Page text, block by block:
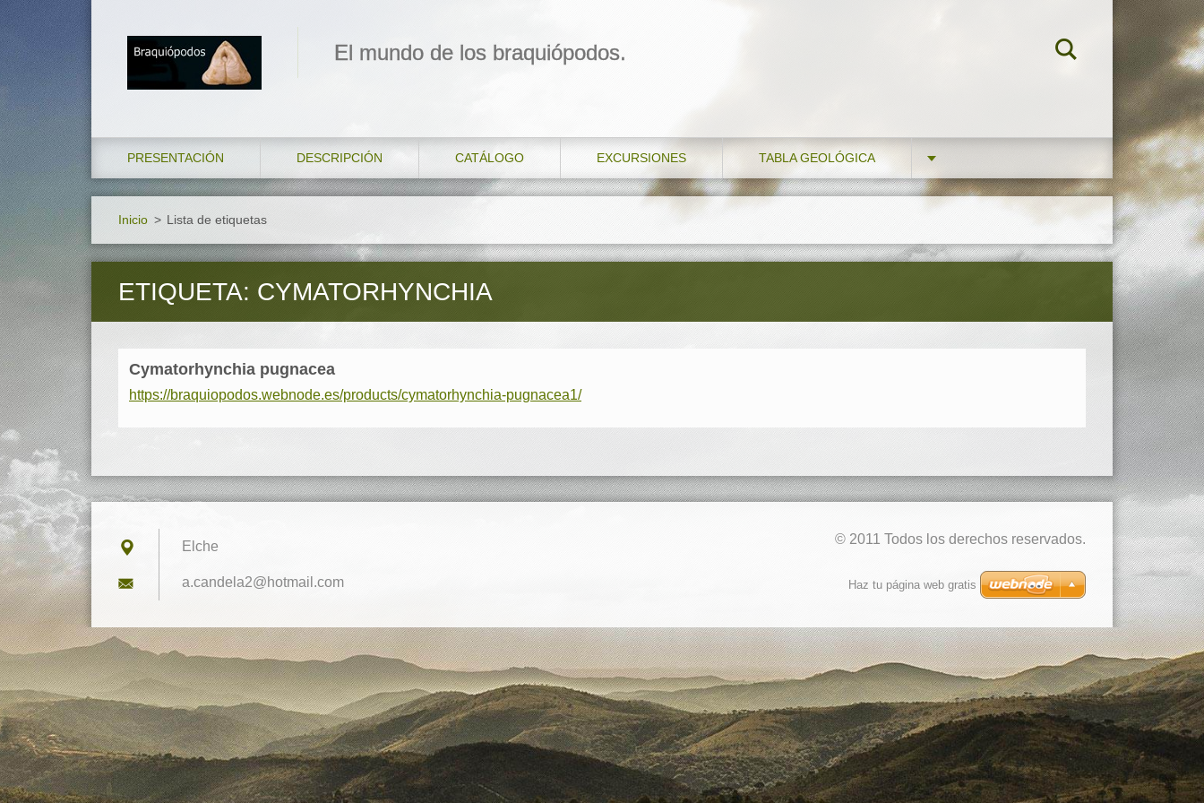
El mundo de los braquiópodos.
PRESENTACIÓN DESCRIPCIÓN CATÁLOGO EXCURSIONES TABLA GEOLÓGICA
Inicio > Lista de etiquetas
ETIQUETA: CYMATORHYNCHIA
Cymatorhynchia pugnacea
https://braquiopodos.webnode.es/products/cymatorhynchia-pugnacea1/
Elche
a.candel a2@hotmail.com
© 2011 Todos los derechos reservados.
Haz tu página web gratis